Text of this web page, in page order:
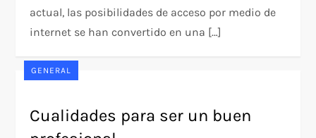
actual, las posibilidades de acceso por medio de
internet se han convertido en una […]
GENERAL
Cualidades para ser un buen